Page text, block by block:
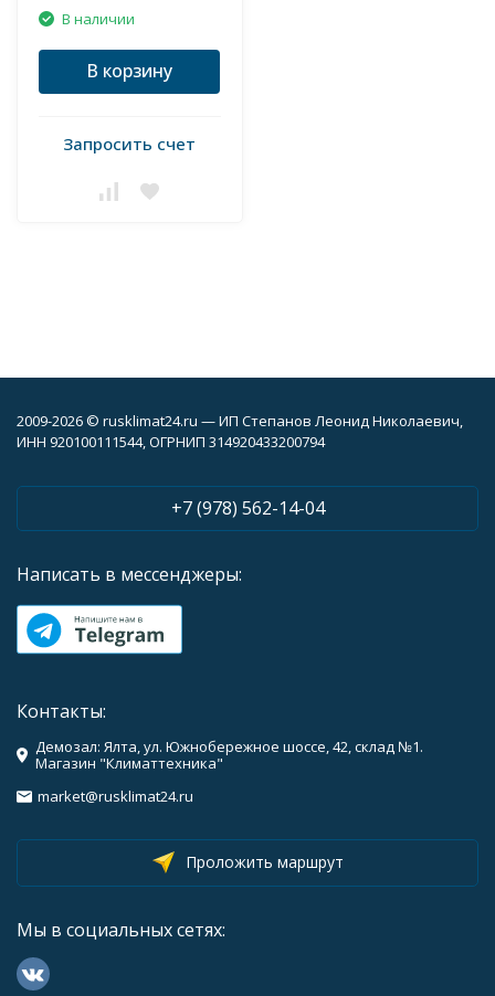
В наличии
В корзину
Запросить счет
2009-2026 © rusklimat24.ru — ИП Степанов Леонид Николаевич,
ИНН 920100111544, ОГРНИП 314920433200794
+7 (978) 562-14-04
Написать в мессенджеры:
Контакты:
Демозал: Ялта, ул. Южнобережное шоссе, 42, склад №1.
Магазин "Климаттехника"
market@rusklimat24.ru
Проложить маршрут
Мы в социальных сетях: